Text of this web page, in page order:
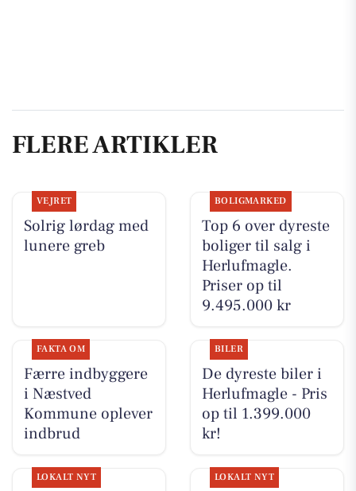
FLERE ARTIKLER
VEJRET
Solrig lørdag med
lunere greb
BOLIGMARKED
Top 6 over dyreste
boliger til salg i
Herlufmagle.
Priser op til
9.495.000 kr
FAKTA OM
Færre indbyggere
i Næstved
Kommune oplever
indbrud
BILER
De dyreste biler i
Herlufmagle - Pris
op til 1.399.000
kr!
LOKALT NYT LOKALT NYT